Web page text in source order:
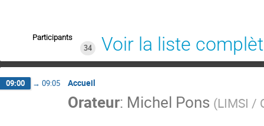
Participants
34
Voir la liste
09:00 → 09:05 Accueil
Orateur: Michel Pons (LIMSI /